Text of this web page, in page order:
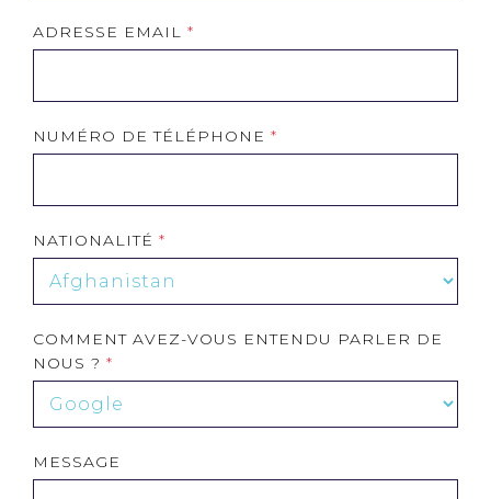
ADRESSE EMAIL
NUMÉRO DE TÉLÉPHONE
NATIONALITÉ
COMMENT AVEZ-VOUS ENTENDU PARLER DE
NOUS ?
MESSAGE